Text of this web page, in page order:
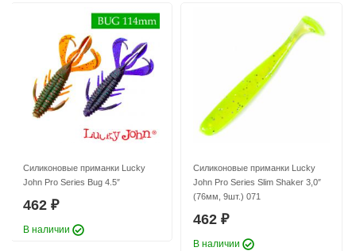
Силиконовые приманки Lucky
John Pro Series Bug 4.5″
462 ₽
В наличии
Силиконовые приманки Lucky
John Pro Series Slim Shaker 3,0″
(76мм, 9шт.) 071
462 ₽
В наличии